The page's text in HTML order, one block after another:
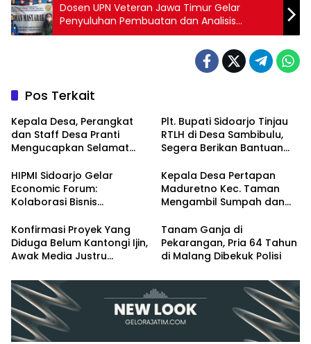
Dosen UPN Veteran Jawa Timur Gelar
Penyuluhan Pembuatan dan Analisis
Yoghurt Ubi Jalar Ungu
Pos Terkait
Kepala Desa, Perangkat
dan Staff Desa Pranti
Mengucapkan Selamat
Baru 2025
Plt. Bupati Sidoarjo Tinjau
RTLH di Desa Sambibulu,
Segera Berikan Bantuan
HIPMI Sidoarjo Gelar
Economic Forum:
Kolaborasi Bisnis
Baru
Kepala Desa Pertapan
Maduretno Kec. Taman
Mengambil Sumpah dan
Konfirmasi Proyek Yang
Diduga Belum Kantongi Ijin,
Awak Media Justru
Pembangunan
Tanam Ganja di
Pekarangan, Pria 64 Tahun
di Malang Dibekuk Polisi